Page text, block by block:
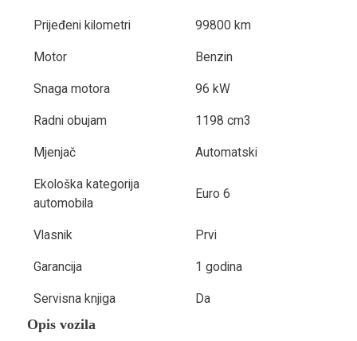
Prijeđeni kilometri 99800 km
Motor Benzin
Snaga motora 96 kW
Radni obujam 1198 cm3
Mjenjač Automatski
Ekološka kategorija
automobila
Euro 6
Vlasnik Prvi
Garancija 1 godina
Servisna knjiga Da
Opis vozila